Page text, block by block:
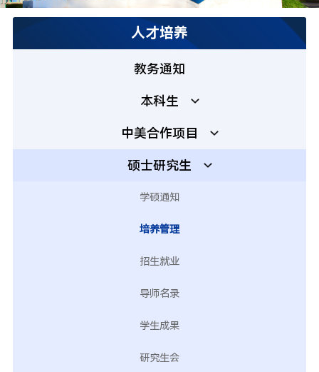
人才培养
教务通知
本科生
中美合作项目
硕士研究生
学硕通知
培养管理
招生就业
导师名录
学生成果
研究生会